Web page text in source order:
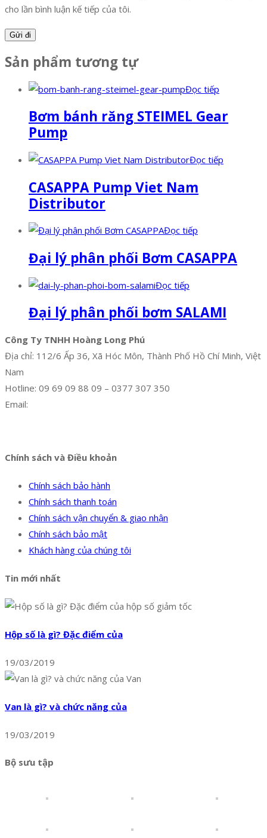
cho lần bình luận kế tiếp của tôi.
Sản phẩm tương tự
Đọc tiếp
Bơm bánh răng STEIMEL Gear
Pump
Đọc tiếp
CASAPPA Pump Viet Nam
Distributor
Đọc tiếp
Đại lý phân phối Bơm CASAPPA
Đọc tiếp
Đại lý phân phối bơm SALAMI
Công Ty TNHH Hoàng Long Phú
Địa chỉ: 112/6 Ấp 36, Xã Hóc Môn, Thành Phố Hồ Chí Minh, Việt
Nam
Hotline: 09 69 09 88 09 – 0377 307 350
Email:
Chính sách và Điều khoản
Chính sách bảo hành
Chính sách thanh toán
Chính sách vận chuyển & giao nhận
Chính sách bảo mật
Khách hàng của chúng tôi
Tin mới nhất
Hộp số là gì? Đặc điểm của
19/03/2019
Van là gì? và chức năng của
19/03/2019
Bộ sưu tập